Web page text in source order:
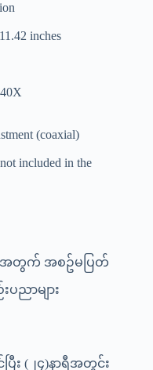
inches
(coaxial)
included in the
အတွက် အစဥ်မပြတ်
ပညာများ
း (၂၄)နာရီအတွင်း